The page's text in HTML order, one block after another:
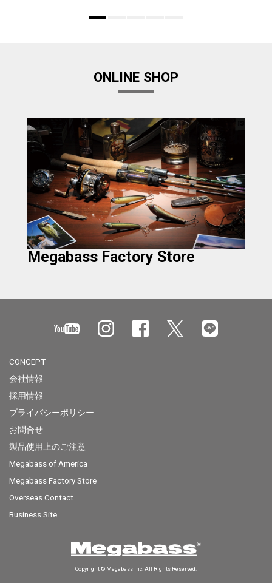
ONLINE SHOP
Megabass Factory Store
CONCEPT
会社情報
採用情報
プライバシーポリシー
お問合せ
製品使用上のご注意
Megabass of America
Megabass Factory Store
Overseas Contact
Business Site
Copyright © Megabass inc. All Rights Reserved.